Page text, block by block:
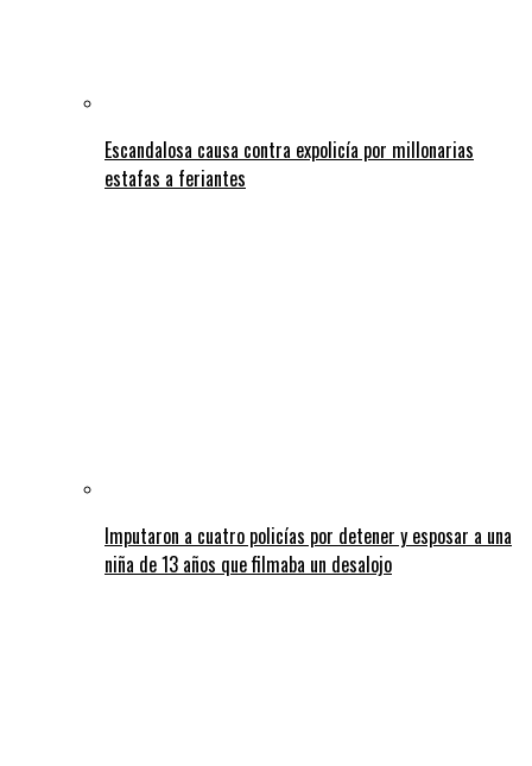
Escandalosa causa contra expolicía por millonarias
estafas a feriantes
Imputaron a cuatro policías por detener y esposar a una
niña de 13 años que filmaba un desalojo